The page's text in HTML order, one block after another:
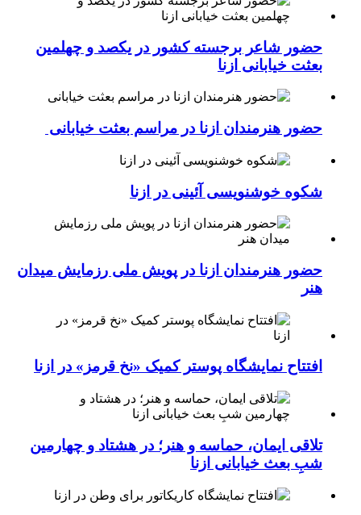
حضور شاعر برجسته کشور در یکصد و چهلمین
بعثت خیابانی ازنا
حضور هنرمندان ازنا در مراسم بعثت خیابانی
شکوه خوشنویسی آئینی در ازنا
حضور هنرمندان ازنا در پویش ملی رزمایش میدان
هنر
افتتاح نمایشگاه پوستر کمیک «نخ قرمز» در ازنا
تلاقی ایمان، حماسه و هنر؛ در هشتاد و چهارمین
شبِ بعث خیابانی ازنا